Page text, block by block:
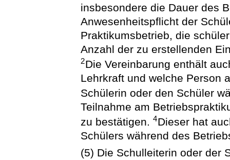
insbesondere die Dauer des
Anwesenheitspflicht der
Praktikumsbetrieb, die
Anzahl der zu erstellenden
2Die Vereinbarung enthält
Lehrkraft und welche Person
Schülerin oder den Schüler
Teilnahme am
zu bestätigen.4Dieser hat
Schülers während des
(5) Die Schulleiterin oder der